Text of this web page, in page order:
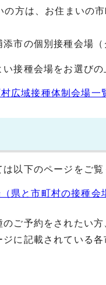
方は、お住まいの
市の個別接種会場
接種会場をお選び
広域接種体制会場一
以下のページをご覧
県と市町村の接種会
ご予約をされたい
に記載されている